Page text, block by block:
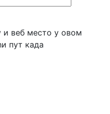
и веб место у овом
пут када